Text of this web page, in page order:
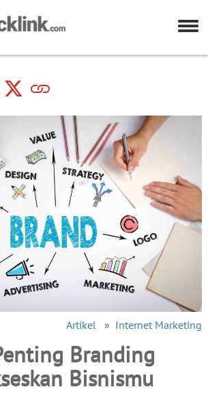
Artikel » Internet Marketing
Branding
Bisnismu